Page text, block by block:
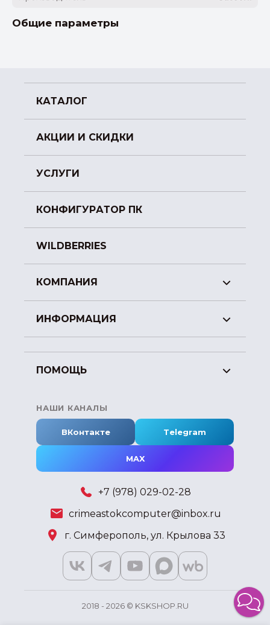
Общие параметры
КАТАЛОГ
АКЦИИ И СКИДКИ
УСЛУГИ
КОНФИГУРАТОР ПК
WILDBERRIES
КОМПАНИЯ
ИНФОРМАЦИЯ
ПОМОЩЬ
НАШИ КАНАЛЫ
ВКонтакте Telegram
MAX
+7 (978) 029-02-28
crimeastokcomputer@inbox.ru
г. Симферополь, ул. Крылова 33
2018 - 2026 © KSKSHOP.RU